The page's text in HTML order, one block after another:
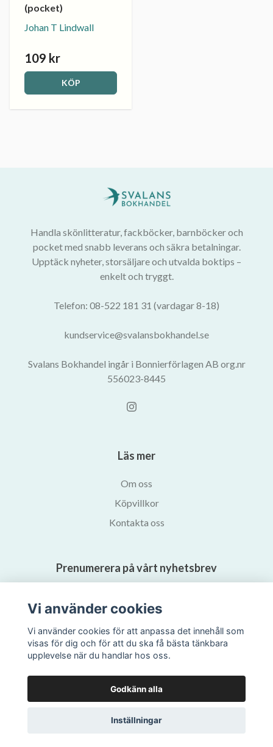
(pocket)
Johan T Lindwall
109 kr
KÖP
Handla skönlitteratur, fackböcker, barnböcker och
pocket med snabb leverans och säkra betalningar.
Upptäck nyheter, storsäljare och utvalda boktips –
enkelt och tryggt.
Telefon: 08-522 181 31 (vardagar 8-18)
kundservice@svalansbokhandel.se
Svalans Bokhandel ingår i Bonnierförlagen AB org.nr
556023-8445
Läs mer
Om oss
Köpvillkor
Kontakta oss
Prenumerera på vårt nyhetsbrev
Vi använder cookies
Vi använder cookies för att anpassa det innehåll som
visas för dig och för att du ska få bästa tänkbara
upplevelse när du handlar hos oss.
Godkänn alla
Inställningar